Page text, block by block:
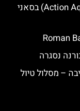
וארנה אקשן אקווה פארק (Action Aquapark) בסאני
נסגרה
והסביבה – מסלול טיול